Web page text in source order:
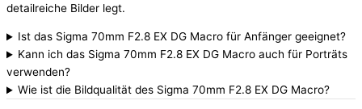
detailreiche Bilder legt.
Ist das Sigma 70mm F2.8 EX DG Macro für Anfänger geeignet?
Kann ich das Sigma 70mm F2.8 EX DG Macro auch für Porträts
verwenden?
Wie ist die Bildqualität des Sigma 70mm F2.8 EX DG Macro?